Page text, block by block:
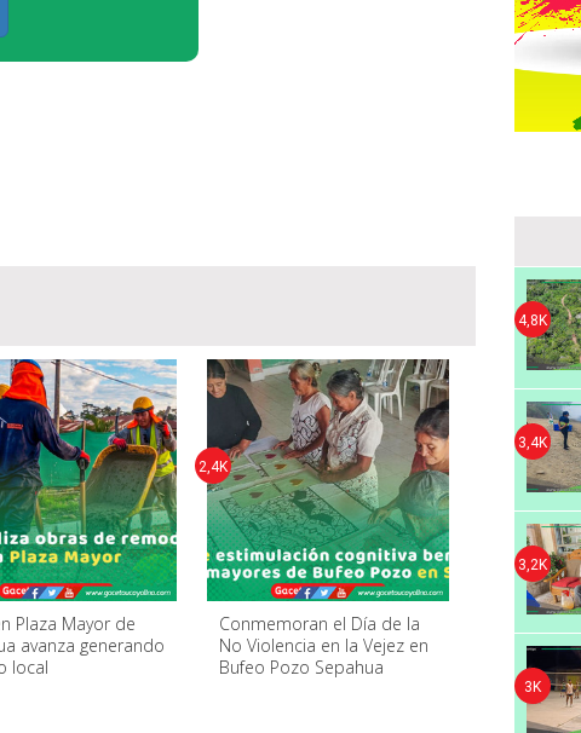
Plaza Mayor de
avanza generando
local
Conmemoran el Día de la
No Violencia en la Vejez en
Bufeo Pozo Sepahua
2,4K
4,8K
3,4K
3,2K
3K